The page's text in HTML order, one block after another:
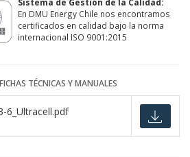
Sistema de Gestión de la Calidad:
En DMU Energy Chile nos encontramos
certificados en calidad bajo la norma
internacional ISO 9001:2015
TÉCNICAS Y MANUALES
6_Ultracell.pdf